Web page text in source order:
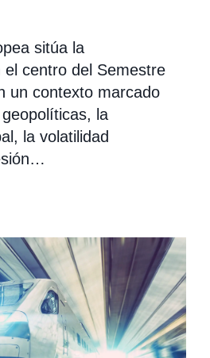
sitúa la
el centro del Semestre
un contexto marcado
la
la volatilidad